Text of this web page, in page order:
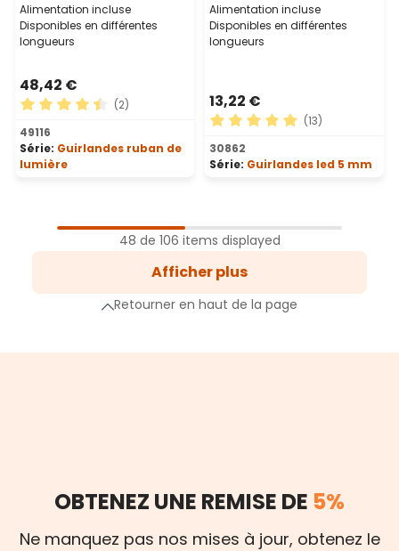
Alimentation incluse
Disponibles en différentes
longueurs
48,42 €
Note moyenne de 4.5 sur 5 étoiles
(2)
49116
Série: Guirlandes ruban de
lumière
Alimentation incluse
Disponibles en différentes
longueurs
13,22 €
Note moyenne de 5 sur 5
(13)
30862
Série: Guirlandes led 5 mm
48 de 106 items displayed
Afficher plus
Retourner en haut de la page
OBTENEZ UNE REMISE DE 5%
Ne manquez pas nos mises à jour, obtenez le